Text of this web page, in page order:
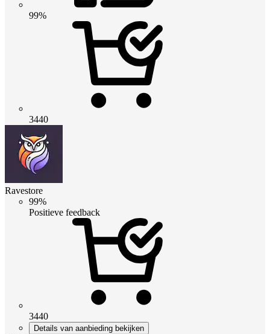
99%
3440
Ravestore
99%
Positieve feedback
3440
Details van aanbieding bekijken